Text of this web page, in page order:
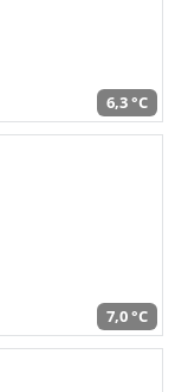
6,3 °C
7,0 °C